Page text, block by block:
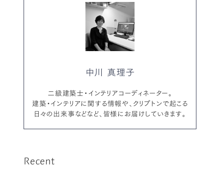
中川 真理子
二級建築士・インテリアコーディネーター。
建築・インテリアに関する情報や、クリプトンで起こる
日々の出来事などなど、皆様にお届けしていきます。
Recent